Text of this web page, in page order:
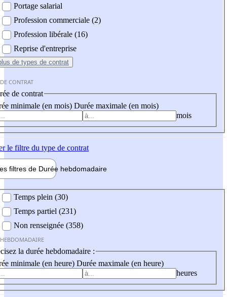
Portage salarial
Profession commerciale (2)
Profession libérale (16)
Reprise d'entreprise
de types de contrat
CONTRAT
de contrat
minimale (en mois) Durée maximale (en mois)
mois
le filtre du type de contrat
filtres de Durée hebdomadaire
Temps plein (30)
Temps partiel (231)
Non renseignée (358)
la durée hebdomadaire :
minimale (en heure) Durée maximale (en heure)
heures